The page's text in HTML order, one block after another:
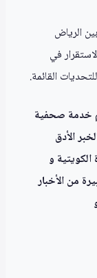
الرياض
في
القائمة.
خدمة صحفية
الأدق
و
من الأخبار